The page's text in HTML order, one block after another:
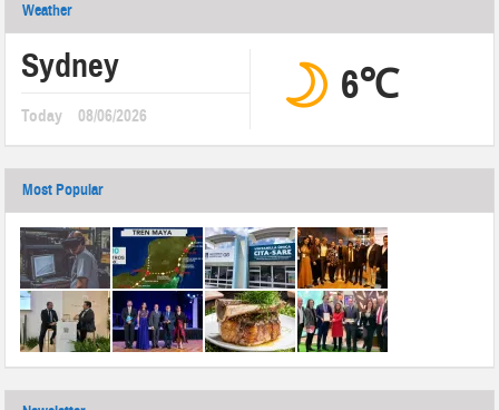
Weather
Sydney
Today 08/06/2026
6℃
Most Popular